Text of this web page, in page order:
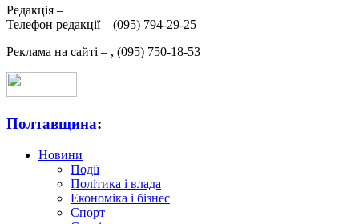
Редакція –
Телефон редакції – (095) 794-29-25
Реклама на сайті – , (095) 750-18-53
Полтавщина:
Новини
Події
Політика і влада
Економіка і бізнес
Спорт